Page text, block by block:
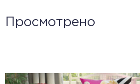
Просмотрено